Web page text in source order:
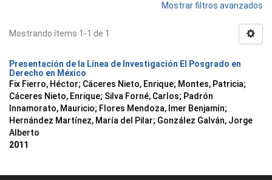
Mostrar filtros avanzados
Mostrando ítems 1-1 de 1
Presentación de la Línea de Investigación El Posgrado en
Derecho en México
Fix Fierro, Héctor; Cáceres Nieto, Enrique; Montes, Patricia;
Cáceres Nieto, Enrique; Silva Forné, Carlos; Padrón
Innamorato, Mauricio; Flores Mendoza, Imer Benjamín;
Hernández Martínez, María del Pilar; González Galván, Jorge
Alberto
2011